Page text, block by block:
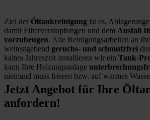
Ziel der Öltankreinigung ist es,
damit Filterverstopfungen und dem Ausfall
vorzubeugen. Alle Reinigungsarbeiten an
weitestgehend geruchs- und schmutzfrei
kalten Jahreszeit installieren wir ein Tank-
kann Ihre Heizungsanlage
niemand muss frieren bzw. auf warmes
Jetzt Angebot für Ihre
anfordern!